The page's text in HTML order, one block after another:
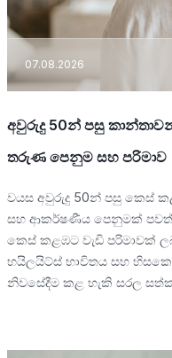
07.08.2026
අවුරුදු 50න් පසු
තරුණ පෙනුම සහ පරිමාව
වයස අවුරුදු 50න් පසු කෙස්
සහ ආකර්ෂණීය පෙනුමක්
කෙස් කළඹට වැඩි පරිමාවක්
හයිලයිට්ස් භාවිතය සහ
නිවසේදීම කළ හැකි සරල